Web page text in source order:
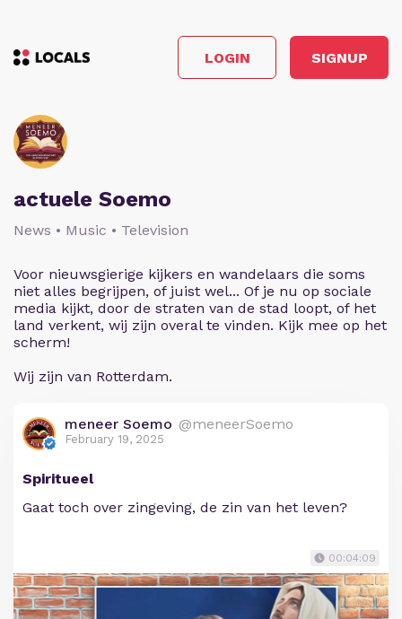
LOGIN SIGNUP
actuele Soemo
News • Music • Television
Voor nieuwsgierige kijkers en wandelaars die soms
niet alles begrijpen, of juist wel... Of je nu op sociale
media kijkt, door de straten van de stad loopt, of het
land verkent, wij zijn overal te vinden. Kijk mee op het
scherm!
Wij zijn van Rotterdam.
meneer Soemo @meneerSoemo
February 19, 2025
Spiritueel
Gaat toch over zingeving, de zin van het leven?
00:04:09